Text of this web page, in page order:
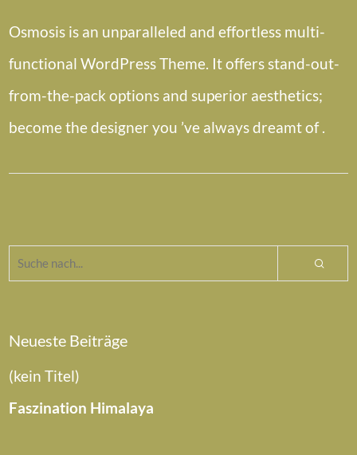
Osmosis is an unparalleled and effortless multi-
functional WordPress Theme. It offers stand-out-
from-the-pack options and superior aesthetics;
become the designer you ’ve always dreamt of .
Neueste Beiträge
(kein Titel)
Faszination Himalaya